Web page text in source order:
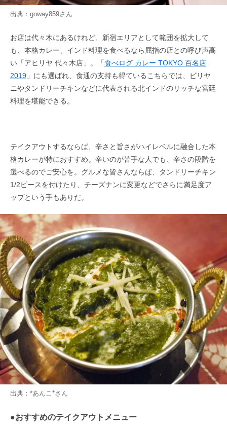
出典： goway859さん
お店は代々木にあるけれど、新宿エリアとして範囲を拡大して
も、本格カレー、インド料理を食べるなら屈指の店との呼び声高
い「アヒリヤ 代々木店」。「食べログ カレー TOKYO 百名店
2019 」にも選ばれ、食通の支持も得ているこちらでは、ビリヤ
ニやタンドリーチキンなどに代表される北インドのリッチな宮廷
料理を堪能できる。
テイクアウトするならば、辛さと旨さがハイレベルに融合した本
格カレーが特におすすめ。辛いのが苦手な人でも、辛さの段階を
選べるのでご安心を。グルメな皆さんならば、タンドリーチキン
1/2ピースを付けたり、チーズナンに変更などでさらに満足度ア
ップという手もありだ。
出典： *あんこ*さん
●おすすめのテイクアウトメニュー